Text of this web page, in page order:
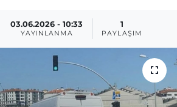
03.06.2026 - 10:33
YAYINLANMA
1
PAYLAŞIM